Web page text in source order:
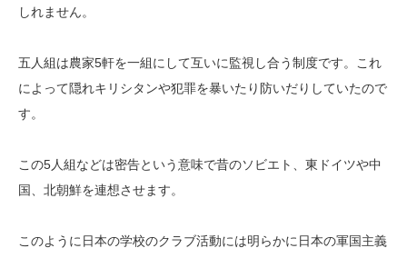
しれません。
五人組は農家5軒を一組にして互いに監視し合う制度です。これ
によって隠れキリシタンや犯罪を暴いたり防いだりしていたので
す。
この5人組などは密告という意味で昔のソビエト、東ドイツや中
国、北朝鮮を連想させます。
このように日本の学校のクラブ活動には明らかに日本の軍国主義